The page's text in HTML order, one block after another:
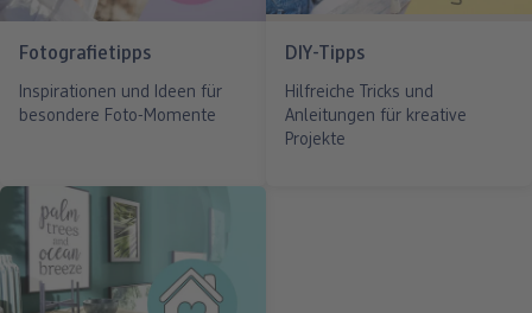
Fotografietipps
Inspirationen und Ideen für
besondere Foto-Momente
DIY-Tipps
Hilfreiche Tricks und
Anleitungen für kreative
Projekte